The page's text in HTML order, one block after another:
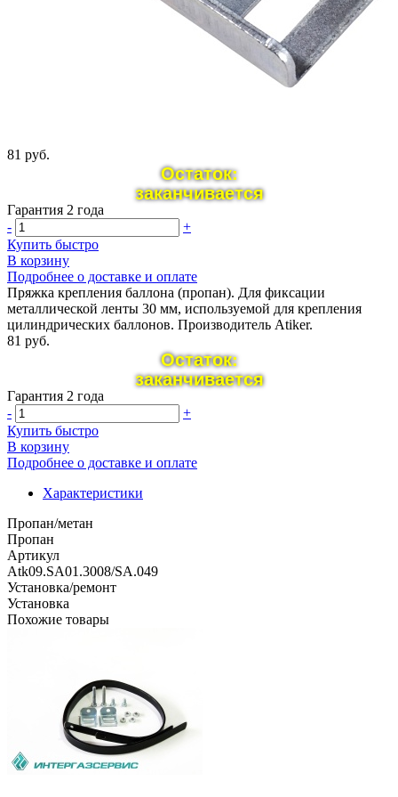
81 руб.
Остаток:
заканчивается
Гарантия 2 года
-
+
Купить быстро
В корзину
Подробнее о доставке и оплате
Пряжка крепления баллона (пропан). Для фиксации
металлической ленты 30 мм, используемой для крепления
цилиндрических баллонов. Производитель Atiker.
81 руб.
Остаток:
заканчивается
Гарантия 2 года
-
+
Купить быстро
В корзину
Подробнее о доставке и оплате
Характеристики
Пропан/метан
Пропан
Артикул
Atk09.SA01.3008/SA.049
Установка/ремонт
Установка
Похожие товары